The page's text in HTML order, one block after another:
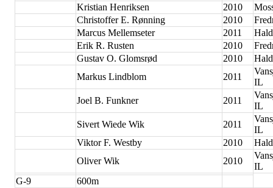
Kristian Henriksen
2010
Christoffer E. Rønning
2010
Marcus Mellemseter
2011
Erik R. Rusten
2010
Gustav O. Glomsrød
2010
Markus Lindblom
2011
IL
Joel B. Funkner
2011
IL
Sivert Wiede Wik
2011
IL
Viktor F. Westby
2010
Oliver Wik
2010
IL
G-9
600m